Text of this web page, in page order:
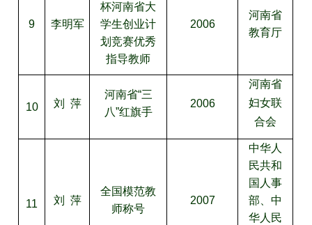
9 李明军
杯河南省大
学生创业计
划竞赛优秀
指导教师
2006
河南省
教育厅
10 刘 萍
河南省“三
八”红旗手
2006
河南省
妇女联
合会
11 刘 萍
全国模范教
师称号
2007
中华人
民共和
国人事
部、中
华人民